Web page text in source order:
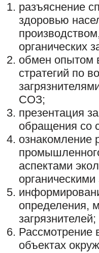
разъяснение
здоровью
органических
обмен опытом
стратегий по
СОЗ;
презентация
обращения со
ознакомление
аспектами
определения,
загрязнителей;
Рассмотрение
объектах